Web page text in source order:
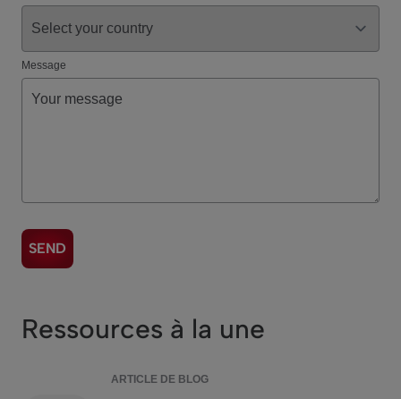
Message
Ressources à la une
ARTICLE DE BLOG